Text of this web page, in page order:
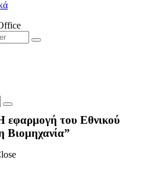
του Εθνικού
Βιομηχανία”